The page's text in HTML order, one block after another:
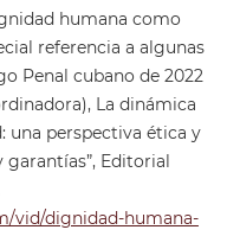
humana como
referencia a algunas
Penal cubano de 2022
La dinámica
una perspectiva ética y
Editorial
vid/dignidad-humana-